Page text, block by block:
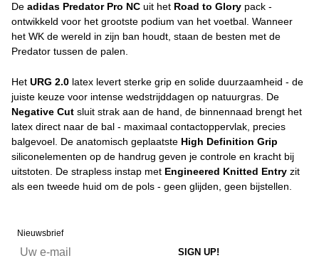
De adidas Predator Pro NC uit het Road to Glory pack -
ontwikkeld voor het grootste podium van het voetbal. Wanneer
het WK de wereld in zijn ban houdt, staan de besten met de
Predator tussen de palen.
Het URG 2.0 latex levert sterke grip en solide duurzaamheid - de
juiste keuze voor intense wedstrijddagen op natuurgras. De
Negative Cut sluit strak aan de hand, de binnennaad brengt het
latex direct naar de bal - maximaal contactoppervlak, precies
balgevoel. De anatomisch geplaatste High Definition Grip
siliconelementen op de handrug geven je controle en kracht bij
uitstoten. De strapless instap met Engineered Knitted Entry zit
als een tweede huid om de pols - geen glijden, geen bijstellen.
Nieuwsbrief